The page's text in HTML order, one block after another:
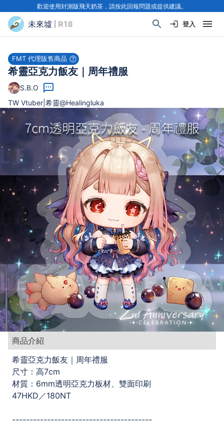
歡迎使用封測版飛天奶茶，請按此回報問題或提供建議。
未來墟 | R18 登入
FMT 代理販售商品
希靈亞克力飯友｜周年禮服
S.B.O
TW Vtuber|希靈@Healingluka
商品介紹
希靈亞克力飯友｜周年禮服
尺寸：高7cm
材質：6mm透明亞克力板材、雙面印刷
47HKD／180NT
----------------------------------------